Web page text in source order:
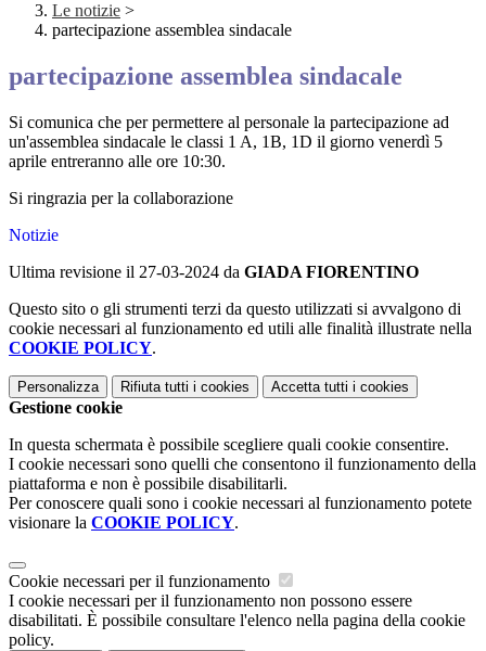
Le notizie >
partecipazione assemblea sindacale
partecipazione assemblea sindacale
Si comunica che per permettere al personale la partecipazione ad
un'assemblea sindacale le classi 1 A, 1B, 1D il giorno venerdì 5
aprile entreranno alle ore 10:30.
Si ringrazia per la collaborazione
Notizie
Ultima revisione il 27-03-2024 da GIADA FIORENTINO
Questo sito o gli strumenti terzi da questo utilizzati si avvalgono di
cookie necessari al funzionamento ed utili alle finalità illustrate nella
COOKIE POLICY.
Personalizza Rifiuta tutti i cookies Accetta tutti i cookies
Gestione cookie
In questa schermata è possibile scegliere quali cookie consentire.
I cookie necessari sono quelli che consentono il funzionamento della
piattaforma e non è possibile disabilitarli.
Per conoscere quali sono i cookie necessari al funzionamento potete
visionare la COOKIE POLICY.
Cookie necessari per il funzionamento
I cookie necessari per il funzionamento non possono essere
disabilitati. È possibile consultare l'elenco nella pagina della cookie
policy.